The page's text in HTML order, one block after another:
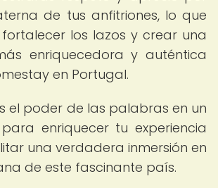
de tus anfitriones, lo que
los lazos y crear una
enriquecedora y auténtica
en Portugal.
el poder de las palabras en un
enriquecer tu experiencia
una verdadera inmersión en
de este fascinante país.